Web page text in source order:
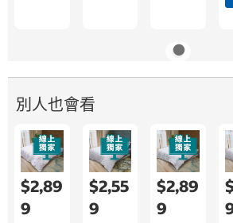
別人也會看
$2,89
9
$2,55
9
$2,89
9